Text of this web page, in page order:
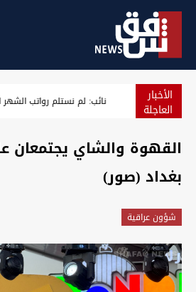
الأخبار
العاجلة نائب: لم نستلم رواتب
القهوة والشاي يجتمعان
بغداد (صور)
شؤون عراقية